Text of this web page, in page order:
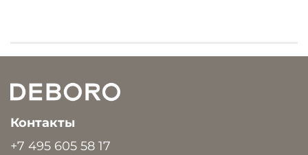
Контакты
+7 495 605 58 17